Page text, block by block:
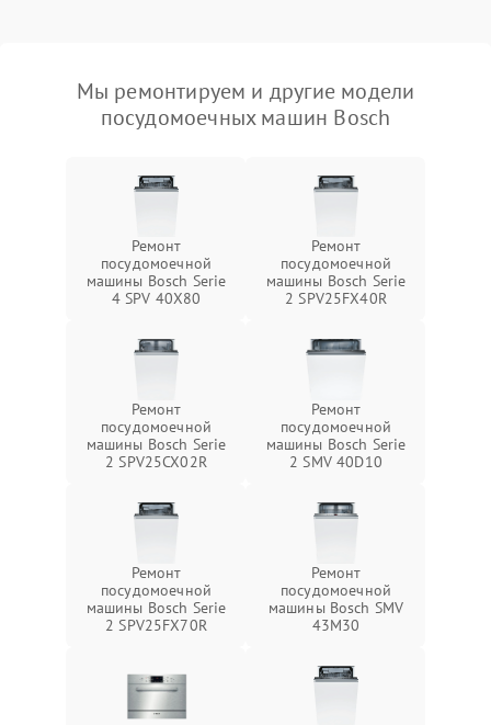
Мы ремонтируем и другие модели
посудомоечных машин Bosch
Ремонт
посудомоечной
машины Bosch Serie
4 SPV 40X80
Ремонт
посудомоечной
машины Bosch Serie
2 SPV25FX40R
Ремонт
посудомоечной
машины Bosch Serie
2 SPV25CX02R
Ремонт
посудомоечной
машины Bosch Serie
2 SMV 40D10
Ремонт
посудомоечной
машины Bosch Serie
2 SPV25FX70R
Ремонт
посудомоечной
машины Bosch SMV
43M30